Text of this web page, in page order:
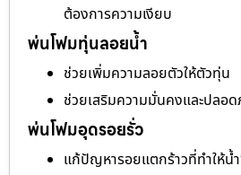
ต้องการความเงียบ
พ่นโฟมทุ่นลอยน้ำ
ช่วยเพิ่มความลอยตัวให้ตัวทุ่น
ช่วยเสริมความมั่นคงและปลอ
พ่นโฟมอุดรอยรั่ว
แก้ปัญหารอยแตกร้าวที่ทำให้น้ำ